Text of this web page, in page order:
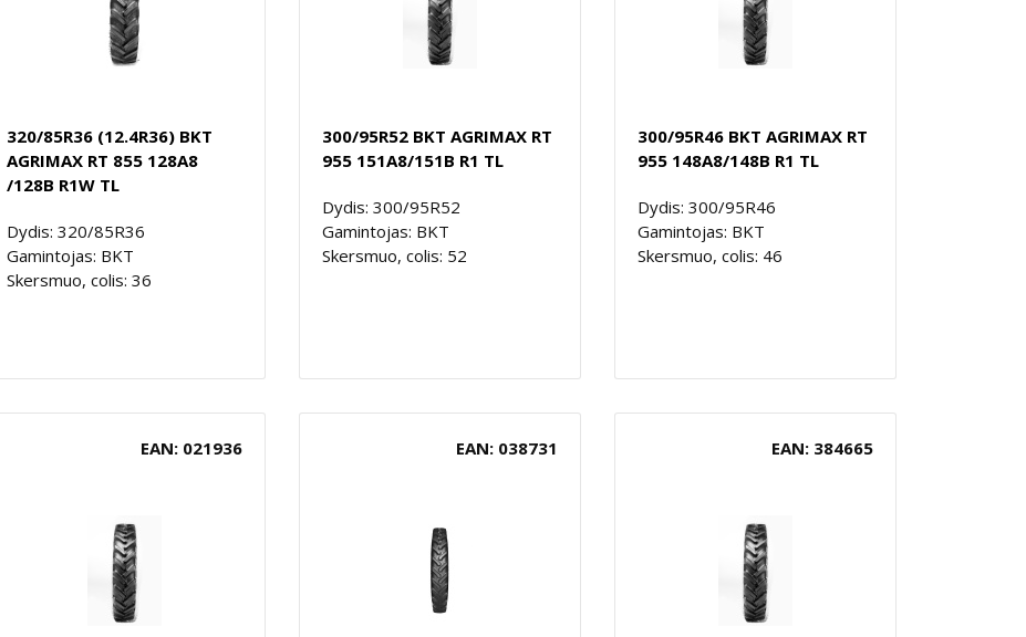
320/85R36 (12.4R36) BKT
AGRIMAX RT 855 128A8
/128B R1W TL
Dydis: 320/85R36
Gamintojas: BKT
Skersmuo, colis: 36
300/95R52 BKT AGRIMAX RT
955 151A8/151B R1 TL
Dydis: 300/95R52
Gamintojas: BKT
Skersmuo, colis: 52
300/95R46 BKT AGRIMAX RT
955 148A8/148B R1 TL
Dydis: 300/95R46
Gamintojas: BKT
Skersmuo, colis: 46
EAN: 021936 EAN: 038731 EAN: 384665